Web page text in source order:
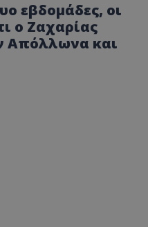
εβδομάδες, οι
ο Ζαχαρίας
Απόλλωνα και